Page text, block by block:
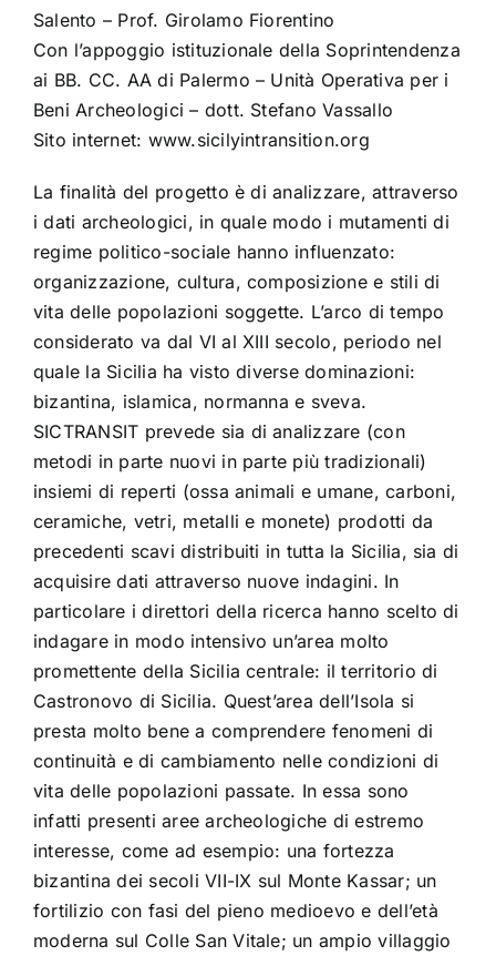
Salento – Prof. Girolamo Fiorentino
Con l’appoggio istituzionale della Soprintendenza
ai BB. CC. AA di Palermo – Unità Operativa per i
Beni Archeologici – dott. Stefano Vassallo
Sito internet: www.sicilyintransition.org
La finalità del progetto è di analizzare, attraverso
i dati archeologici, in quale modo i mutamenti di
regime politico-sociale hanno influenzato:
organizzazione, cultura, composizione e stili di
vita delle popolazioni soggette. L’arco di tempo
considerato va dal VI al XIII secolo, periodo nel
quale la Sicilia ha visto diverse dominazioni:
bizantina, islamica, normanna e sveva.
SICTRANSIT prevede sia di analizzare (con
metodi in parte nuovi in parte più tradizionali)
insiemi di reperti (ossa animali e umane, carboni,
ceramiche, vetri, metalli e monete) prodotti da
precedenti scavi distribuiti in tutta la Sicilia, sia di
acquisire dati attraverso nuove indagini. In
particolare i direttori della ricerca hanno scelto di
indagare in modo intensivo un’area molto
promettente della Sicilia centrale: il territorio di
Castronovo di Sicilia. Quest’area dell’Isola si
presta molto bene a comprendere fenomeni di
continuità e di cambiamento nelle condizioni di
vita delle popolazioni passate. In essa sono
infatti presenti aree archeologiche di estremo
interesse, come ad esempio: una fortezza
bizantina dei secoli VII-IX sul Monte Kassar; un
fortilizio con fasi del pieno medioevo e dell’età
moderna sul Colle San Vitale; un ampio villaggio